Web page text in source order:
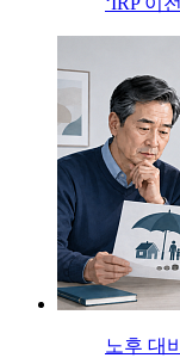
노후 대